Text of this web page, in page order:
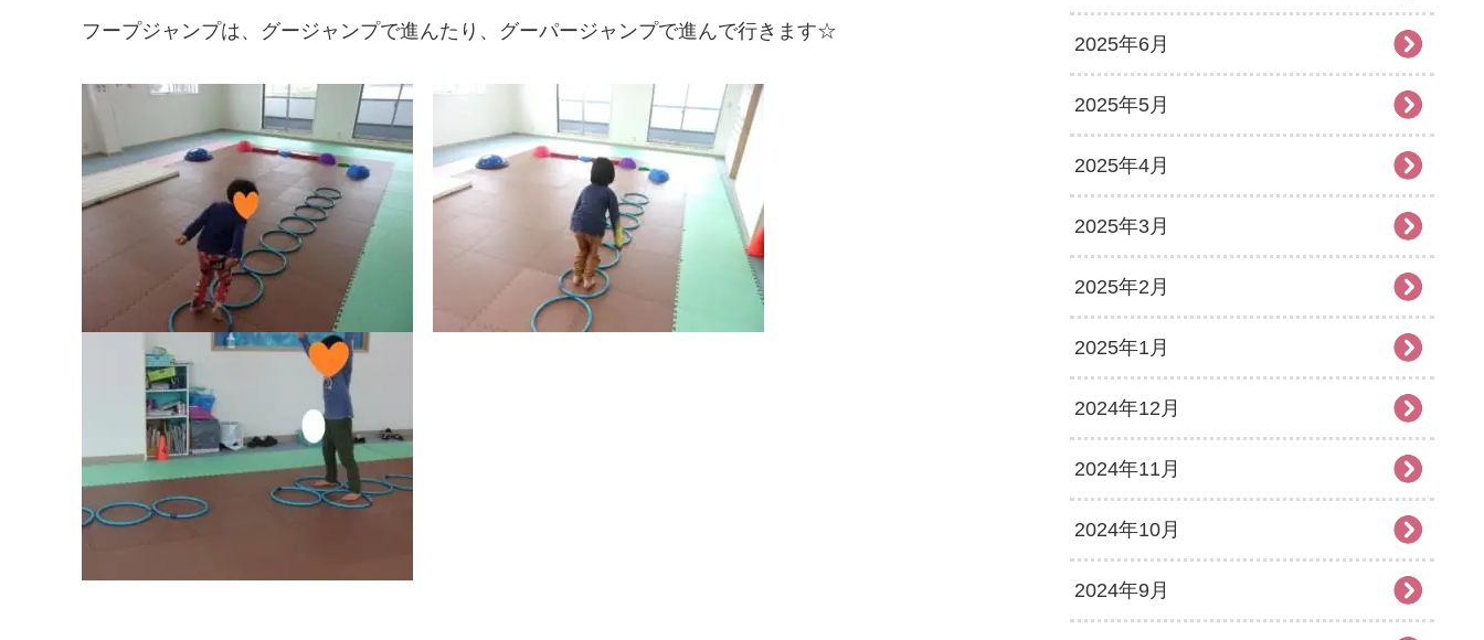
フープジャンプは、グージャンプで進んたり、グーパージャンプで進んで行きます☆
2025年6月
2025年5月
2025年4月
2025年3月
2025年2月
2025年1月
2024年12月
2024年11月
2024年10月
2024年9月